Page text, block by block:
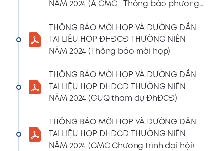
CBTT về việc nhận được Đơn từ nhiệm vị trí
Thùy Giang và bà Nguyễn Hồng Oanh
04/03/2024
11:29 AM
hiện quyền tham dự ĐHĐCĐ thường niên
năm 2024
Xem PDF
30/01/2024
BÁO CÁO TÌNH HÌNH QUẢN TRỊ NĂM 2023
17/01/2024
Xem PDF
NĂM 2024 (A CMC_ Thông báo phương
THÔNG BÁO MỜI HỌP VÀ ĐƯỜNG DẪN
TÀI LIỆU HỌP ĐHĐCĐ THƯỜNG NIÊN
NĂM 2024 (Thông báo mời họp)
THÔNG BÁO MỜI HỌP VÀ ĐƯỜNG DẪN
TÀI LIỆU HỌP ĐHĐCĐ THƯỜNG NIÊN
NĂM 2024 (GUQ tham dự ĐhĐCĐ)
THÔNG BÁO MỜI HỌP VÀ ĐƯỜNG DẪN
TÀI LIỆU HỌP ĐHĐCĐ THƯỜNG NIÊN
NĂM 2024 (CMC Chương trình đại hội)